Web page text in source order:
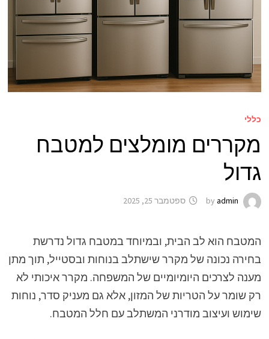
כללי
מקררים מומלצים למטבח
גדול
byadmin ספטמבר 25, 2025
המטבח הוא לב הבית, ובמיוחד במטבח גדול נדרשת
בחירה נכונה של מקרר שישתלב בנוחות ובסטייל, תוך מתן
מענה לצרכים היומיומיים של המשפחה. מקרר איכותי לא
רק שומר על הטריות של המזון, אלא גם מעניק סדר, נוחות
שימוש ועיצוב מודרני המשתלב עם חלל המטבח.